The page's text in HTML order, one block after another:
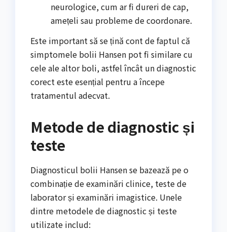
neurologice, cum ar fi dureri de cap,
amețeli sau probleme de coordonare.
Este important să se țină cont de faptul că
simptomele bolii Hansen pot fi similare cu
cele ale altor boli, astfel încât un diagnostic
corect este esențial pentru a începe
tratamentul adecvat.
Metode de diagnostic și
teste
Diagnosticul bolii Hansen se bazează pe o
combinație de examinări clinice, teste de
laborator și examinări imagistice. Unele
dintre metodele de diagnostic și teste
utilizate includ: